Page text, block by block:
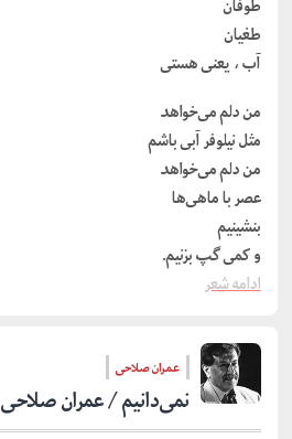
طغیان
آب ، یعنی هستی
من دلم می‌خواهد
مثل نیلوفر آبی باشم
من دلم می‌خواهد
عصر با ماهی‌ها
بنشینیم
و کمی گپ بزنیم.
ادامه شعر
عمران صلاحی
نمی‌دانیم / عمران صلاحی